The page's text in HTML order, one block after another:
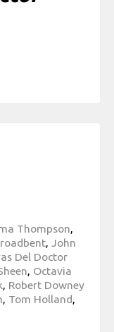
Thompson,
, John
Del Doctor
, Octavia
, Robert Downey
, Tom Holland,